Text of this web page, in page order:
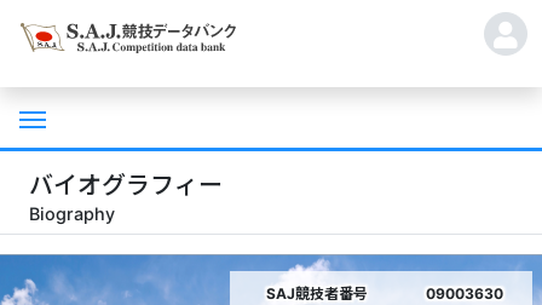
バイオグラフィー
Biography
SAJ競技者番号
09003630